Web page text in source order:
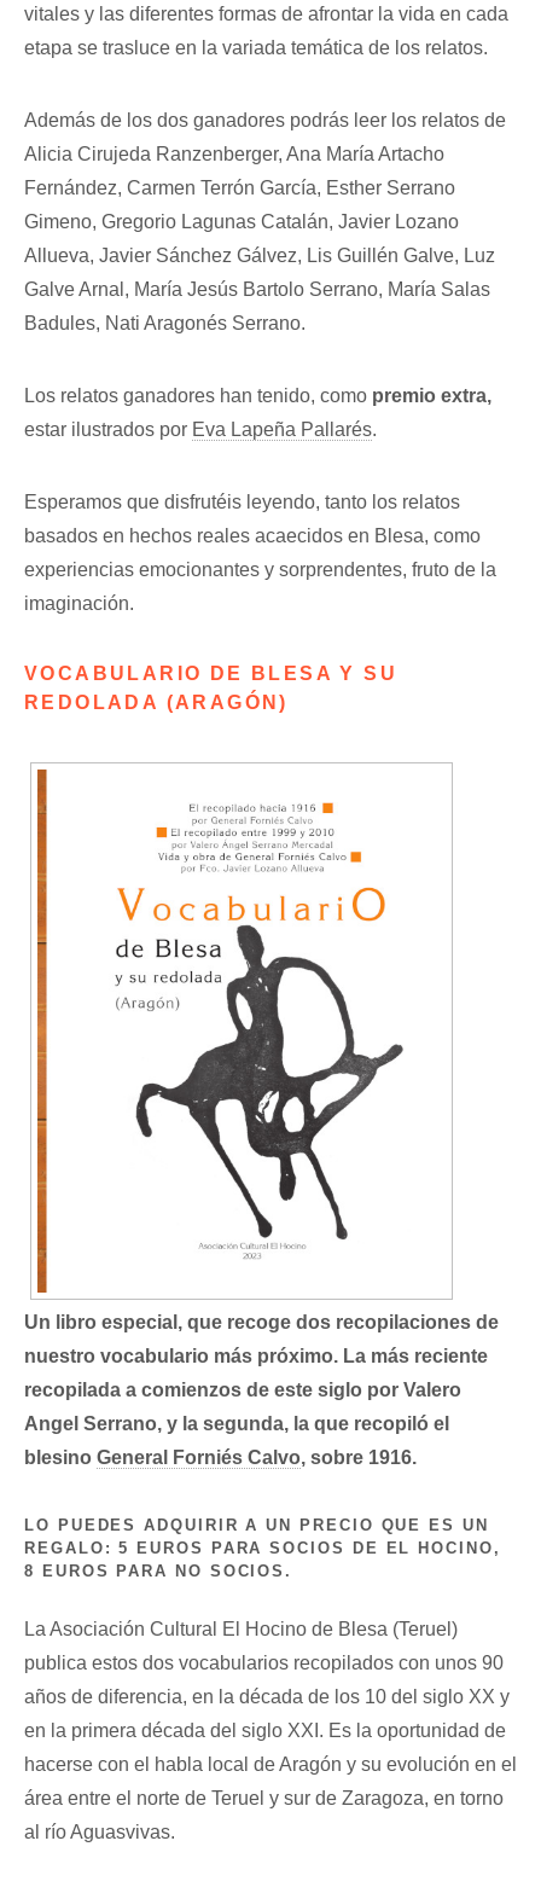
vitales y las diferentes formas de afrontar la vida en cada
etapa se trasluce en la variada temática de los relatos.
Además de los dos ganadores podrás leer los relatos de
Alicia Cirujeda Ranzenberger, Ana María Artacho
Fernández, Carmen Terrón García, Esther Serrano
Gimeno, Gregorio Lagunas Catalán, Javier Lozano
Allueva, Javier Sánchez Gálvez, Lis Guillén Galve, Luz
Galve Arnal, María Jesús Bartolo Serrano, María Salas
Badules, Nati Aragonés Serrano.
Los relatos ganadores han tenido, como premio extra,
estar ilustrados por Eva Lapeña Pallarés.
Esperamos que disfrutéis leyendo, tanto los relatos
basados en hechos reales acaecidos en Blesa, como
experiencias emocionantes y sorprendentes, fruto de la
imaginación.
VOCABULARIO DE BLESA Y SU
REDOLADA (ARAGÓN)
Un libro especial, que recoge dos recopilaciones de
nuestro vocabulario más próximo. La más reciente
recopilada a comienzos de este siglo por Valero
Angel Serrano, y la segunda, la que recopiló el
blesino General Forniés Calvo, sobre 1916.
LO PUEDES ADQUIRIR A UN PRECIO QUE ES UN
REGALO: 5 EUROS PARA SOCIOS DE EL HOCINO,
8 EUROS PARA NO SOCIOS.
La Asociación Cultural El Hocino de Blesa (Teruel)
publica estos dos vocabularios recopilados con unos 90
años de diferencia, en la década de los 10 del siglo XX y
en la primera década del siglo XXI. Es la oportunidad de
hacerse con el habla local de Aragón y su evolución en el
área entre el norte de Teruel y sur de Zaragoza, en torno
al río Aguasvivas.